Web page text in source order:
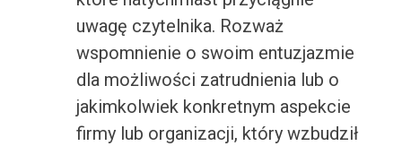
uwagę czytelnika. Rozważ
wspomnienie o swoim entuzjazmie
dla możliwości zatrudnienia lub o
jakimkolwiek konkretnym aspekcie
firmy lub organizacji, który wzbudził